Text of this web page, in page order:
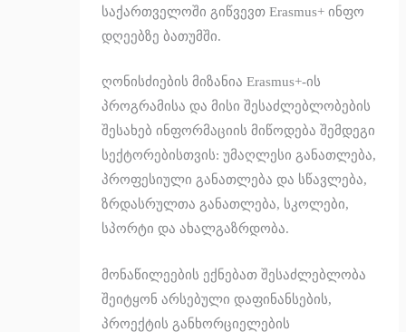
საქართველოში გიწვევთ Erasmus+ ინფო
დღეებზე ბათუმში.
ღონისძიების მიზანია Erasmus+-ის
პროგრამისა და მისი შესაძლებლობების
შესახებ ინფორმაციის მიწოდება შემდეგი
სექტორებისთვის: უმაღლესი განათლება,
პროფესიული განათლება და სწავლება,
ზრდასრულთა განათლება, სკოლები,
სპორტი და ახალგაზრდობა.
მონაწილეების ექნებათ შესაძლებლობა
შეიტყონ არსებული დაფინანსების,
პროექტის განხორციელების